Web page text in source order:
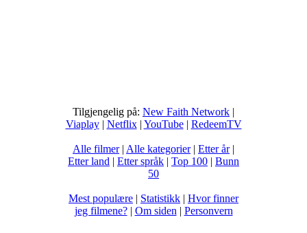
Tilgjengelig på: New Faith Network |
Viaplay| Netflix| YouTube| RedeemTV
Alle filmer| Alle kategorier| Etter år|
Etter land | Etter språk | Top 100 | Bunn
50
Mest populære | Statistikk | Hvor finner
jeg filmene?| Om siden| Personvern